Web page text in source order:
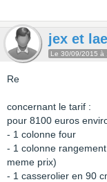
jex et
Le 30/09/2015 à
Re
concernant le tarif :
pour 8100 euros
- 1 colonne four
- 1 colonne
meme prix)
- 1 casserolier en 90